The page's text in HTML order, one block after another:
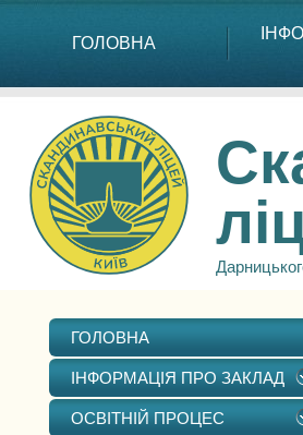
ГОЛОВНА
ГОЛОВНА
ІНФОРМАЦІЯ ПРО ЗАКЛАД
ОСВІТНІЙ ПРОЦЕС